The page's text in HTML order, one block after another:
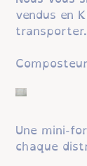
vendus en
transporter.
Une mini-
chaque